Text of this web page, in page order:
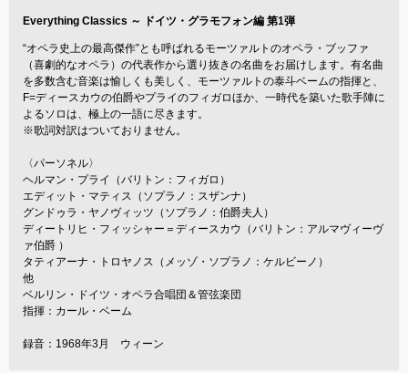
Everything Classics ～ ドイツ・グラモフォン編 第1弾
“オペラ史上の最高傑作”とも呼ばれるモーツァルトのオペラ・ブッファ
（喜劇的なオペラ）の代表作から選り抜きの名曲をお届けします。有名曲
を多数含む音楽は愉しくも美しく、モーツァルトの泰斗ベームの指揮と、
F=ディースカウの伯爵やプライのフィガロほか、一時代を築いた歌手陣に
よるソロは、極上の一語に尽きます。
※歌詞対訳はついておりません。
〈パーソネル〉
ヘルマン・プライ（バリトン：フィガロ）
エディット・マティス（ソプラノ：スザンナ）
グンドゥラ・ヤノヴィッツ（ソプラノ：伯爵夫人）
ディートリヒ・フィッシャー＝ディースカウ（バリトン：アルマヴィーヴ
ァ伯爵 ）
タティアーナ・トロヤノス（メッゾ・ソプラノ：ケルビーノ）
他
ベルリン・ドイツ・オペラ合唱団＆管弦楽団
指揮：カール・ベーム
録音：1968年3月 ウィーン